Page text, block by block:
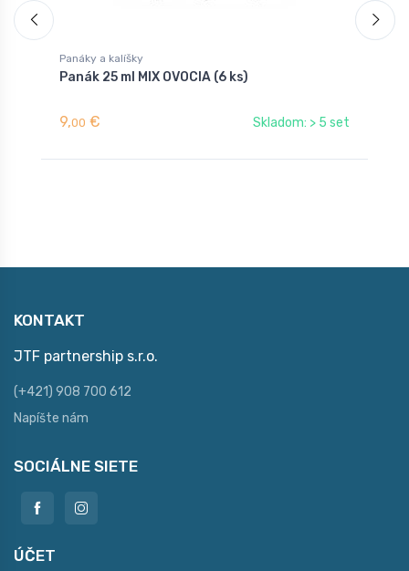
Panáky a kalíšky
Panák 25 ml MIX OVOCIA (6 ks)
9,00 € Skladom: > 5 set
KONTAKT
JTF partnership s.r.o.
(+421) 908 700 612
Napíšte nám
SOCIÁLNE SIETE
ÚČET